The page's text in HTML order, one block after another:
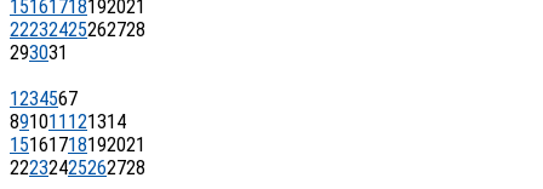
15161718192021
22232425262728
293031
1234567
891011 121314
15161718192021
22232425262728